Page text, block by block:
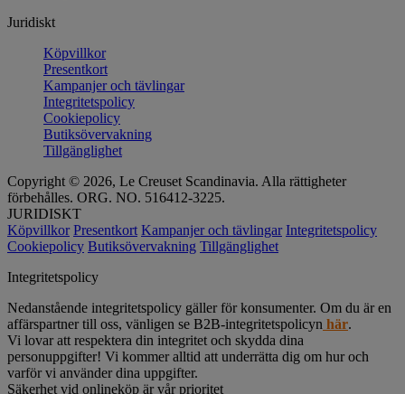
Juridiskt
Köpvillkor
Presentkort
Kampanjer och tävlingar
Integritetspolicy
Cookiepolicy
Butiksövervakning
Tillgänglighet
Copyright © 2026, Le Creuset Scandinavia. Alla rättigheter
förbehålles. ORG. NO. 516412-3225.
JURIDISKT
Köpvillkor Presentkort Kampanjer och tävlingar Integritetspolicy
Cookiepolicy Butiksövervakning Tillgänglighet
Integritetspolicy
Nedanstående integritetspolicy gäller för konsumenter. Om du är en
affärspartner till oss, vänligen se B2B-integritetspolicyn här.
Vi lovar att respektera din integritet och skydda dina
personuppgifter! Vi kommer alltid att underrätta dig om hur och
varför vi använder dina uppgifter.
Säkerhet vid onlineköp är vår prioritet